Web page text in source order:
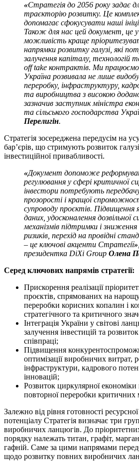
«Стратегія до 2056 року задає
траєкторію розвитку. Це
допомагає сфокусувати наші
Також для нас цей документ, це
можливість краще
напрямки розвитку галузі, які
залучення капіталу, технологій
off take контрактів. Ми
Україна розвивала не лише
переробку, інфраструктуру,
та виробництва з високою
зазначив заступник міністра
та сільського господарства
Перелигін.
Стратегія зосереджена передусім на
бар’єрів, що стримують розвиток
інвестиційної привабливості.
«Документ допоможе
регулювання у сфері критичної
інвестори потребують
прозорості і кращої
супроводу проєктів. Підвищення
даних, удосконалення дозвільної
механізмів підтримки і зниження
ризиків, перехід на провідні
– це ключові акценти Стратегії»
президентка DiXi Group Олена
Серед ключових напрямів стратегії:
Прискорення реалізації
проєктів, спрямованих на
переробки корисних копалин і
стратегічного та критичного
Інтеграція України у світові
залучення інвестицій та
співпраці;
Підвищення
оптимізації виробничих витрат,
інфраструктури, кадрового
інновацій;
Розвиток циркулярної
повторної переробки критичних
Залежно від рівня готовності
потенціалу Стратегія визначає три
виробничих ланцюгів. До
порядку належать титан, графіт,
гафній. Саме за цими напрямами
щодо розвитку повних виробничих